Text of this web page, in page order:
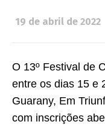
19 de abril de 2022
O 13º Festival de
entre os dias 15 e
Guarany, Em
com inscrições